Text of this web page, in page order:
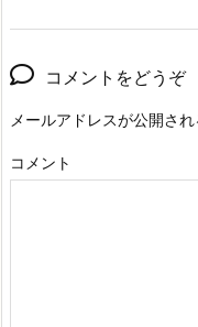
コメントをどうぞ
メールアドレスが公開され
コメント